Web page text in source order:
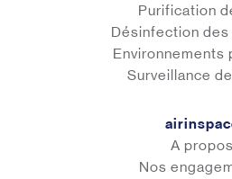
Purification
Désinfection
Environnements
Surveillance
A propos
Nos